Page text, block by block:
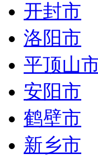
开封市
洛阳市
平顶山
安阳市
鹤壁市
新乡市